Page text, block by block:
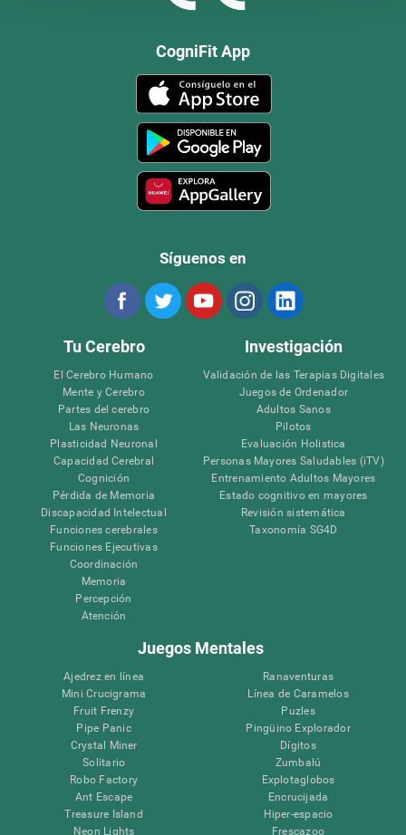
CogniFit App
Síguenos en
Tu Cerebro
El Cerebro Humano
Mente y Cerebro
Partes del cerebro
Las Neuronas
Plasticidad Neuronal
Capacidad Cerebral
Cognición
Pérdida de Memoria
Discapacidad Intelectual
Funciones cerebrales
Funciones Ejecutivas
Coordinación
Memoria
Percepción
Atención
Investigación
Validación de las Terapias Digitales
Juegos de Ordenador
Adultos Sanos
Pilotos
Evaluación Holistica
Personas Mayores Saludables (iTV)
Entrenamiento Adultos Mayores
Estado cognitivo en mayores
Revisión sistemática
Taxonomía SG4D
Juegos Mentales
Ajedrez en línea
Mini Crucigrama
Fruit Frenzy
Pipe Panic
Crystal Miner
Solitario
Robo Factory
Ant Escape
Treasure Island
Neon Lights
Ranaventuras
Línea de Caramelos
Puzles
Pingüino Explorador
Dígitos
Zumbalú
Explotaglobos
Encrucijada
Hiper-espacio
Frescazoo